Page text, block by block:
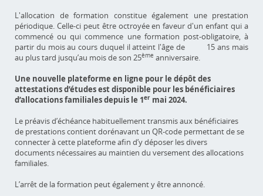
L'allocation de formation constitue également une prestation
périodique. Celle-ci peut être octroyée en faveur d'un enfant qui a
commencé ou qui commence une formation post-obligatoire, à
partir du mois au cours duquel il atteint l'âge de 15 ans mais
au plus tard jusqu’au mois de son 25ème anniversaire.
Une nouvelle plateforme en ligne pour le dépôt des
attestations d’étudesestdisponible pour les bénéficiaires
d’allocations familiales depuis le 1er mai 2024.
Le préavis d’échéance habituellement transmis aux bénéficiaires
de prestations contient dorénavant un QR-code permettant de se
connecter à cette plateforme afin d’y déposer les divers
documents nécessaires au maintien du versement des allocations
familiales.
L’arrêt de la formation peut également y être annoncé.